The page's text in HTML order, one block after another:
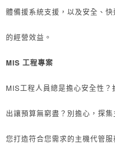
體備援系統支援，以及安全、
的經營效益。
MIS 工程專案
MIS工程人員總是擔心安全性
出讓預算無窮盡？ 別擔心，探
您打造符合您需求的主機代管